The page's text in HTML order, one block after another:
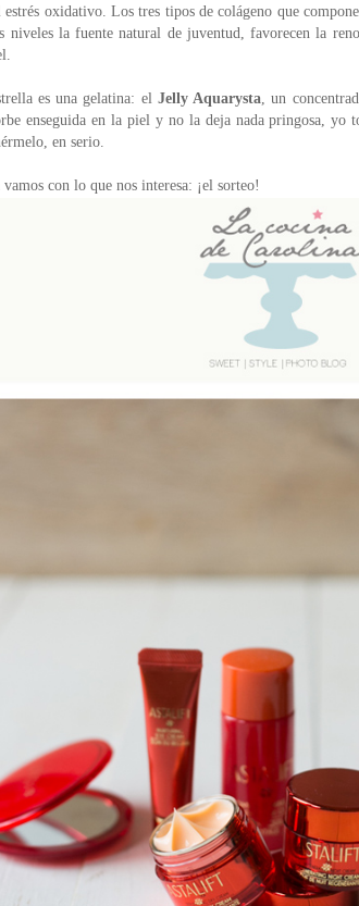
estrés oxidativo. Los tres tipos de colágeno que
niveles la fuente natural de juventud, favorecen la
es una gelatina: el Jelly Aquarysta, un
enseguida en la piel y no la deja nada pringosa,
en serio.
con lo que nos interesa: ¡el sorteo!